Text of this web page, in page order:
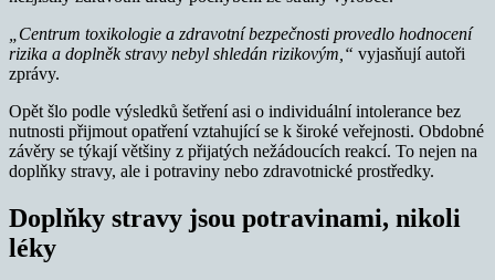
„Centrum toxikologie a zdravotní bezpečnosti provedlo hodnocení
rizika a doplněk stravy nebyl shledán rizikovým,“ vyjasňují autoři
zprávy.
Opět šlo podle výsledků šetření asi o individuální intolerance bez
nutnosti přijmout opatření vztahující se k široké veřejnosti. Obdobné
závěry se týkají většiny z přijatých nežádoucích reakcí. To nejen na
doplňky stravy, ale i potraviny nebo zdravotnické prostředky.
Doplňky stravy jsou potravinami, nikoli
léky